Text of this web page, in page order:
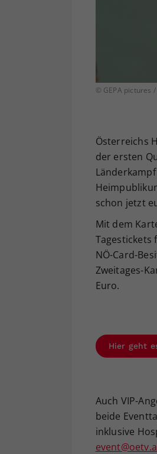
© GEPA pictures
Österreichs
der ersten
schon jetzt
Mit dem
Tagestickets
NÖ-Card-
Zweitages-
Euro.
Hier geht
Auch VIP-
beide
inklusive